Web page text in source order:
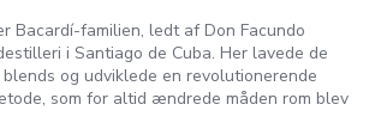
Bacardí-familien, ledt af Don Facundo
i Santiago de Cuba. Her lavede de
og udviklede en revolutionerende
som for altid ændrede måden rom blev